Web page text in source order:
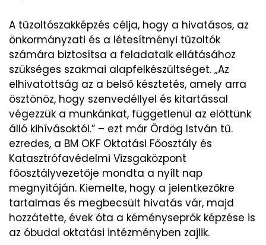
A tűzoltószakképzés célja, hogy a hivatásos, az
önkormányzati és a létesítményi tűzoltók
számára biztosítsa a feladataik ellátásához
szükséges szakmai alapfelkészültséget. „Az
elhivatottság az a belső késztetés, amely arra
ösztönöz, hogy szenvedéllyel és kitartással
végezzük a munkánkat, függetlenül az előttünk
álló kihívásoktól.” – ezt már Ördög István tű.
ezredes, a BM OKF Oktatási Főosztály és
Katasztrófavédelmi Vizsgaközpont
főosztályvezetője mondta a nyílt nap
megnyitóján. Kiemelte, hogy a jelentkezőkre
tartalmas és megbecsült hivatás vár, majd
hozzátette, évek óta a kéményseprők képzése is
az óbudai oktatási intézményben zajlik.